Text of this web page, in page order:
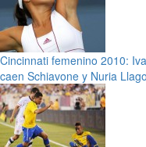
Cincinnati femenino 2010:
caen Schiavone y Nuria